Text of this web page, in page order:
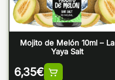
Mojito de Melón 10ml – La
Yaya Salt
6,35€